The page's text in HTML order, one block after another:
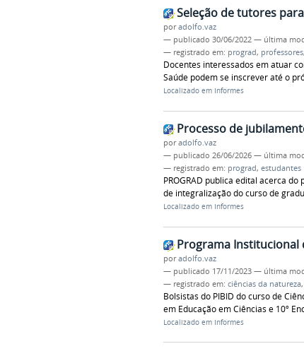
Seleção de tutores para
poradolfo.vaz
— publicado 30/06/2022 — última
— registrado em: prograd, professores,
Docentes interessados em atuar
Saúde podem se inscrever até o
Localizado em Informes
Processo de
poradolfo.vaz
— publicado 26/06/2026 — última
— registrado em: prograd, estudantes
PROGRAD publica edital acerca
de integralização do curso de
Localizado em Informes
Programa Institucional
poradolfo.vaz
— publicado 17/11/2023 — última
— registrado em: ciências da natureza,
Bolsistas do PIBID do curso de
em Educação em Ciências e 10º
Localizado em Informes